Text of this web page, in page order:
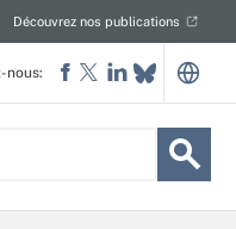
Découvrez nos publications
nous: